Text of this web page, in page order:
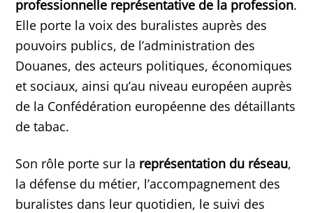
professionnelle représentative de la profession.
Elle porte la voix des buralistes auprès des
pouvoirs publics, de l’administration des
Douanes, des acteurs politiques, économiques
et sociaux, ainsi qu’au niveau européen auprès
de la Confédération européenne des détaillants
de tabac.
Son rôle porte sur la représentation du réseau,
la défense du métier, l’accompagnement des
buralistes dans leur quotidien, le suivi des